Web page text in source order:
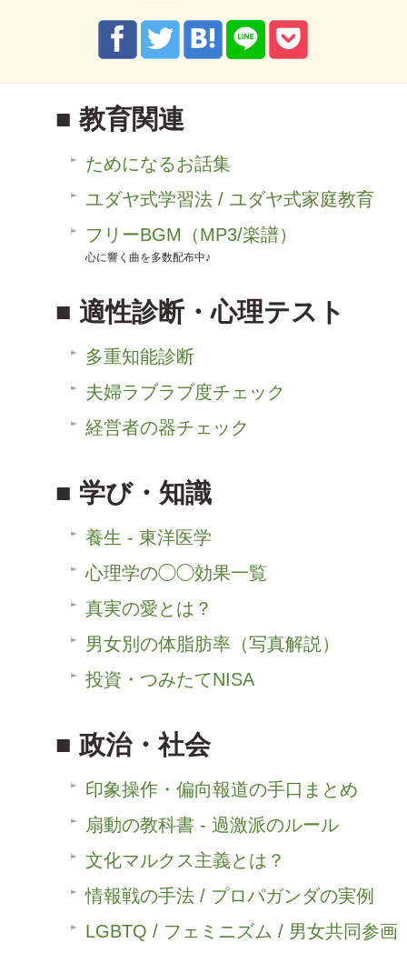
教育関連
ためになるお話集
ユダヤ式学習法 / ユダヤ式家庭教育
フリーBGM（MP3/楽譜）
心に響く曲を多数配布中♪
適性診断・心理テスト
多重知能診断
夫婦ラブラブ度チェック
経営者の器チェック
学び・知識
養生 - 東洋医学
心理学の◯◯効果一覧
真実の愛とは？
男女別の体脂肪率（写真解説）
投資・つみたてNISA
政治・社会
印象操作・偏向報道の手口まとめ
扇動の教科書 - 過激派のルール
文化マルクス主義とは？
情報戦の手法 / プロパガンダの実例
LGBTQ / フェミニズム / 男女共同参画